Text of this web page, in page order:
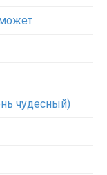
чудесный)